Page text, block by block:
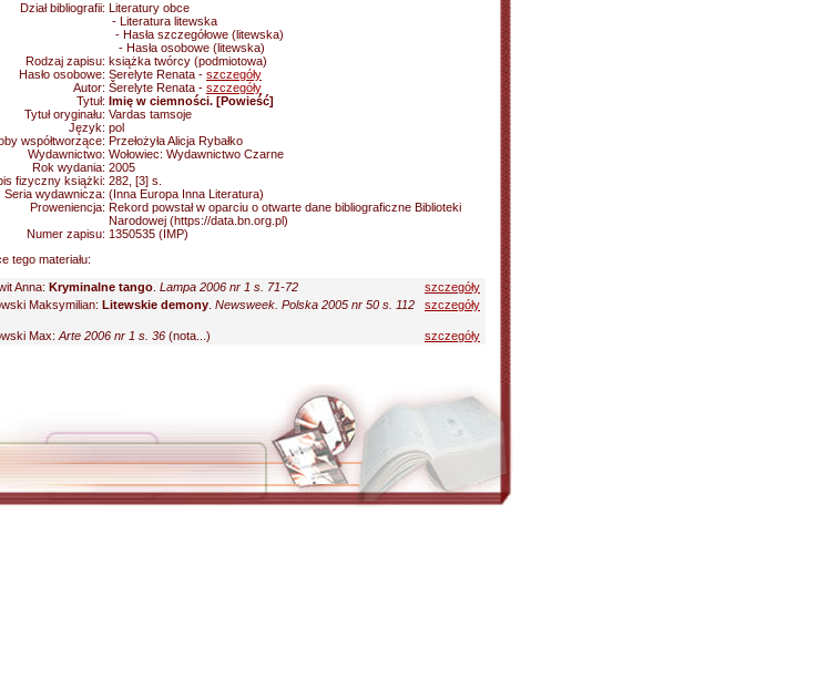
Dział bibliografii: Literatury obce
- Literatura litewska
- Hasła szczegółowe (litewska)
- Hasła osobowe (litewska)
Rodzaj zapisu: książka twórcy (podmiotowa)
Hasło osobowe: Serelyte Renata - szczegóły
Autor: Šerelyte Renata - szczegóły
Tytuł: Imię w ciemności. [Powieść]
Tytuł oryginału: Vardas tamsoje
Język: pol
współtworzące: Przełożyła Alicja Rybałko
Wydawnictwo: Wołowiec: Wydawnictwo Czarne
Rok wydania: 2005
fizyczny książki: 282, [3] s.
Seria wydawnicza: (Inna Europa Inna Literatura)
Proweniencja: Rekord powstał w oparciu o otwarte dane bibliograficzne Biblioteki
Narodowej (https://data.bn.org.pl)
Numer zapisu: 1350535 (IMP)
tego materiału:
Anna: Kryminalne tango Lampa 2006 nr 1 s. 71-72
szczegóły
Maksymilian: Litewskie demony Newsweek. Polska 2005 nr 50 s. 112
szczegóły
Max: Arte 2006 nr 1 s. 36 (nota...) szczegóły